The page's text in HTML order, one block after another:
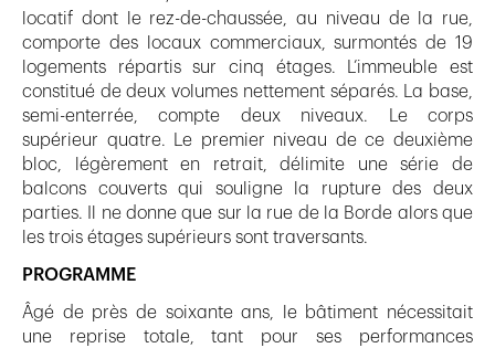
locatif dont le rez-de-chaussée, au niveau de la rue,
comporte des locaux commerciaux, surmontés de 19
logements répartis sur cinq étages. L’immeuble est
constitué de deux volumes nettement séparés. La base,
semi-enterrée, compte deux niveaux. Le corps
supérieur quatre. Le premier niveau de ce deuxième
bloc, légèrement en retrait, délimite une série de
balcons couverts qui souligne la rupture des deux
parties. Il ne donne que sur la rue de la Borde alors que
les trois étages supérieurs sont traversants.
PROGRAMME
Âgé de près de soixante ans, le bâtiment nécessitait
une reprise totale, tant pour ses performances